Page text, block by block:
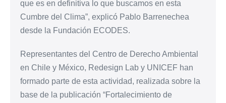
que es en definitiva lo que buscamos en esta
Cumbre del Clima”, explicó Pablo Barrenechea
desde la Fundación ECODES.
Representantes del Centro de Derecho Ambiental
en Chile y México, Redesign Lab y UNICEF han
formado parte de esta actividad, realizada sobre la
base de la publicación “Fortalecimiento de